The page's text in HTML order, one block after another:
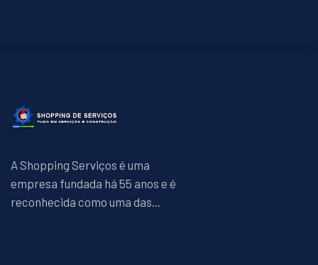
A Shopping Serviços é uma
empresa fundada há 55 anos e é
reconhecida como uma das...